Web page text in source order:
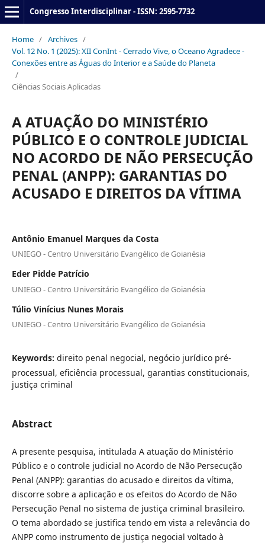
Congresso Interdisciplinar - ISSN: 2595-7732
Home / Archives /
Vol. 12 No. 1 (2025): XII ConInt - Cerrado Vive, o Oceano Agradece -
Conexões entre as Águas do Interior e a Saúde do Planeta
/
Ciências Sociais Aplicadas
A ATUAÇÃO DO MINISTÉRIO
PÚBLICO E O CONTROLE JUDICIAL
NO ACORDO DE NÃO PERSECUÇÃO
PENAL (ANPP): GARANTIAS DO
ACUSADO E DIREITOS DA VÍTIMA
Antônio Emanuel Marques da Costa
UNIEGO - Centro Universitário Evangélico de Goianésia
Eder Pidde Patrício
UNIEGO - Centro Universitário Evangélico de Goianésia
Túlio Vinícius Nunes Morais
UNIEGO - Centro Universitário Evangélico de Goianésia
Keywords: direito penal negocial, negócio jurídico pré-
processual, eficiência processual, garantias constitucionais,
justiça criminal
Abstract
A presente pesquisa, intitulada A atuação do Ministério
Público e o controle judicial no Acordo de Não Persecução
Penal (ANPP): garantias do acusado e direitos da vítima,
discorre sobre a aplicação e os efeitos do Acordo de Não
Persecução Penal no sistema de justiça criminal brasileiro.
O tema abordado se justifica tendo em vista a relevância do
ANPP como instrumento de justiça negocial voltado à